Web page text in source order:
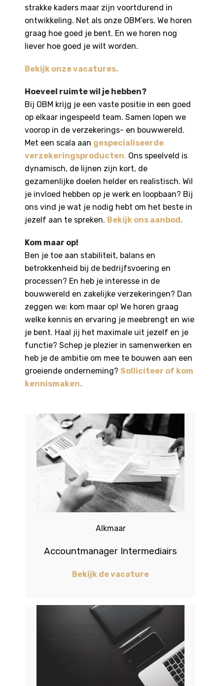
strakke kaders maar zijn voortdurend in
ontwikkeling. Net als onze OBM’ers. We horen
graag hoe goed je bent. En we horen nog
liever hoe goed je wilt worden.
Bekijk onze vacatures.
Hoeveel ruimte wil je hebben?
Bij OBM krijg je een vaste positie in een goed
op elkaar ingespeeld team. Samen lopen we
voorop in de verzekerings- en bouwwereld.
Met een scala aan gespecialiseerde
verzekeringsproducten. Ons speelveld is
dynamisch, de lijnen zijn kort, de
gezamenlijke doelen helder en realistisch. Wil
je invloed hebben op je werk en loopbaan? Bij
ons vind je wat je nodig hebt om het beste in
jezelf aan te spreken. Bekijk ons aanbod.
Kom maar op!
Ben je toe aan stabiliteit, balans en
betrokkenheid bij de bedrijfsvoering en
processen? En heb je interesse in de
bouwwereld en zakelijke verzekeringen? Dan
zeggen we: kom maar op! We horen graag
welke kennis en ervaring je meebrengt en wie
je bent. Haal jij het maximale uit jezelf en je
functie? Schep je plezier in samenwerken en
heb je de ambitie om mee te bouwen aan een
groeiende onderneming? Solliciteer of kom
kennismaken.
Alkmaar
Accountmanager Intermediairs
Bekijk de vacature